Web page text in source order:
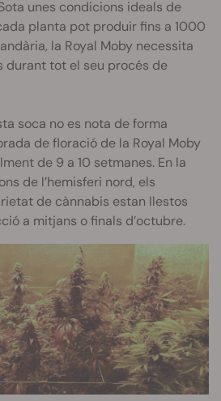
unes condicions ideals de
planta pot produir fins a 1000
la Royal Moby necessita
durant tot el seu procés de
soca no es nota de forma
de floració de la Royal Moby
de 9 a 10 setmanes. En la
de l’hemisferi nord, els
de cànnabis estan llestos
a mitjans o finals d’octubre.